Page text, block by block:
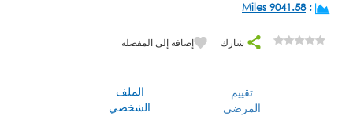
:
9041.58 Miles
شارك إضافة إلى المفضلة
الملف
الشخصي
تقييم
المرضى